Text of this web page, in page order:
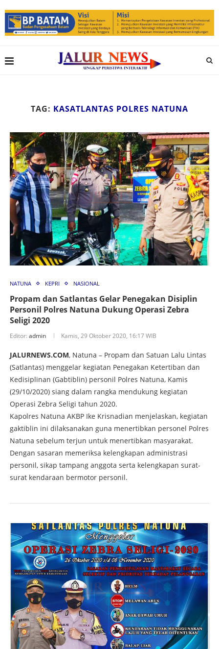
TAG: KASATLANTAS POLRES NATUNA
NATUNA KEPRI NASIONAL
Propam dan Satlantas Gelar Penegakan Disiplin
Personil Polres Natuna Dukung Operasi Zebra
Seligi 2020
Editor: admin Kamis, 29 Oktober 2020, 16:17 WIB
JALURNEWS.COM, Natuna – Propam dan Satuan Lalu Lintas
(Satlantas) menggelar kegiatan Penegakan Ketertiban dan
Kedisiplinan (Gabtiblin) personil Polres Natuna, Kamis
(29/10/2020) siang dalam rangka mendukung kegiatan
Operasi Zebra Seligi tahun 2020.
Kapolres Natuna AKBP Ike Krisnadian menjelaskan, kegiatan
gaktiblin ini dilaksanakan guna menertibkan personel Polres
Natuna sebelum terjun untuk menertibkan masyarakat.
Dengan sasaran memeriksa kelengkapan administrasi
personil, sikap tampang anggota serta kelengkapan surat-
surat kendaraan bermotor personil.